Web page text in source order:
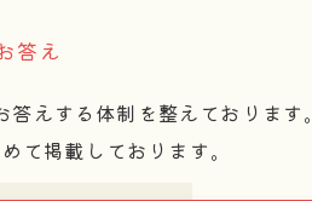
答え
えする体制を整えております。
て掲載しております。